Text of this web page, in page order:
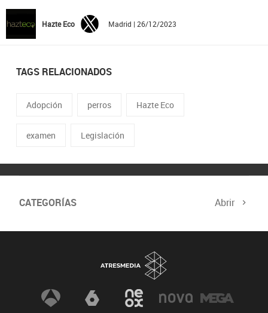
Hazte Eco Madrid | 26/12/2023
TAGS RELACIONADOS
Adopción perros Hazte Eco
examen Legislación
CATEGORÍAS Abrir
Biodiversidad Cambio Climático